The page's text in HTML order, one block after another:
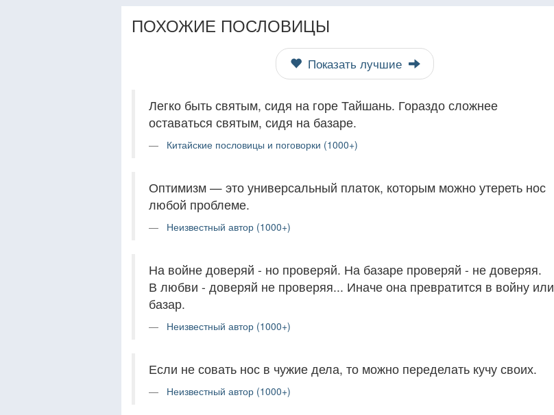
ПОХОЖИЕ ПОСЛОВИЦЫ
Показать лучшие
Легко быть святым, сидя на горе Тайшань. Гораздо сложнее
оставаться святым, сидя на базаре.
Китайские пословицы и поговорки (1000+)
Оптимизм — это универсальный платок, которым можно утереть нос
любой проблеме.
Неизвестный автор (1000+)
На войне доверяй - но проверяй. На базаре проверяй - не доверяя.
В любви - доверяй не проверяя... Иначе она превратится в войну или
базар.
Неизвестный автор (1000+)
Если не совать нос в чужие дела, то можно переделать кучу своих.
Неизвестный автор (1000+)